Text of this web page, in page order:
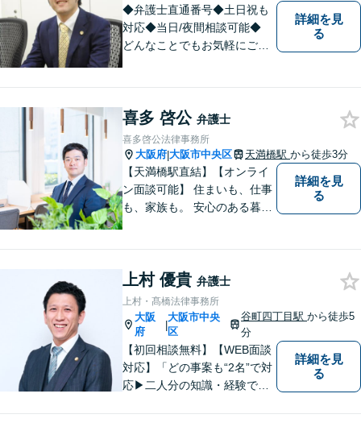
ご相談ください。
◆弁護士直通番号◆土日祝も
対応◆当日/夜間相談可能◆
どんなことでもお気軽にご相
詳細を見
る
喜多 啓公 弁護士
喜多啓公法律事務所
大阪府|大阪市中央区 天満橋駅 から徒歩3分
【天満橋駅直結】【オンライ
ン面談可能】 住まいも、仕事
も、家族も。 安心のある暮ら
詳細を見
る
上村 優貴 弁護士
上村・髙橋法律事務所
大阪
府
|
大阪市中央
区
谷町四丁目駅から徒歩5
分
【初回相談無料】【WEB面談
対応】「どの事案も“2名”で対
応▶︎二人分の知識・経験で質
詳細を見
る